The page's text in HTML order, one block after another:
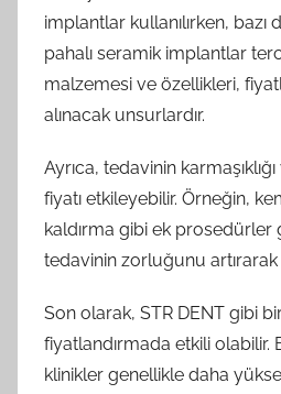
implantlar kullanılırken,
pahalı seramik implantlar
malzemesi ve özellikleri,
alınacak unsurlardır.
Ayrıca, tedavinin
fiyatı etkileyebilir. Örneğin,
kaldırma gibi ek prosedürler
tedavinin zorluğunu
Son olarak, STR DENT gibi
fiyatlandırmada etkili olabilir.
klinikler genellikle daha